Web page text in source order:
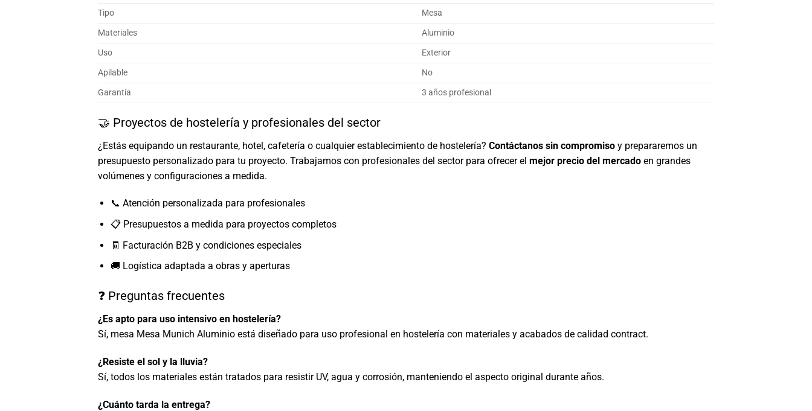
Tipo
Mesa
Materiales
Aluminio
Uso
Exterior
Apilable
No
Garantía
3 años profesional
🤝 Proyectos de hostelería y profesionales del sector
¿Estás equipando un restaurante, hotel, cafetería o cualquier establecimiento de hostelería? Contáctanos sin compromiso y prepararemos un
presupuesto personalizado para tu proyecto. Trabajamos con profesionales del sector para ofrecer el mejor precio del mercado en grandes
volúmenes y configuraciones a medida.
📞 Atención personalizada para profesionales
📋 Presupuestos a medida para proyectos completos
🧾 Facturación B2B y condiciones especiales
🚚 Logística adaptada a obras y aperturas
❓ Preguntas frecuentes
¿Es apto para uso intensivo en hostelería?
Sí, mesa Mesa Munich Aluminio está diseñado para uso profesional en hostelería con materiales y acabados de calidad contract.
¿Resiste el sol y la lluvia?
Sí, todos los materiales están tratados para resistir UV, agua y corrosión, manteniendo el aspecto original durante años.
¿Cuánto tarda la entrega?